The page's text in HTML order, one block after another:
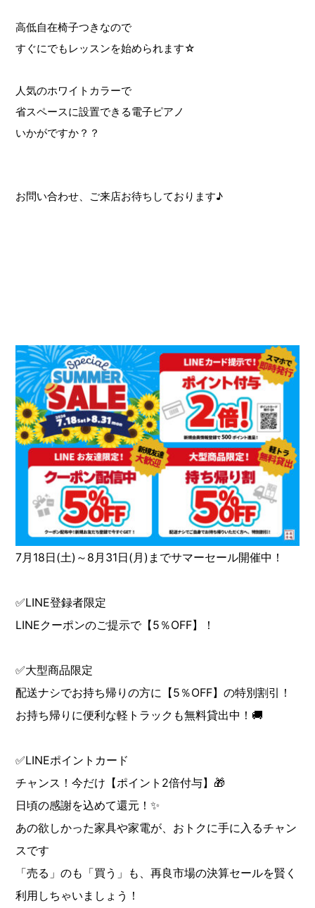
高低自在椅子つきなので
すぐにでもレッスンを始められます☆
人気のホワイトカラーで
省スペースに設置できる電子ピアノ
いかがですか？？
お問い合わせ、ご来店お待ちしております♪
7月18日(土)～8月31日(月)までサマーセール開催中！
✅LINE登録者限定
LINEクーポンのご提示で【5％OFF】！
✅大型商品限定
配送ナシでお持ち帰りの方に【5％OFF】の特別割引！
お持ち帰りに便利な軽トラックも無料貸出中！🚚
✅LINEポイントカード
チャンス！今だけ【ポイント2倍付与】🎁
日頃の感謝を込めて還元！✨
あの欲しかった家具や家電が、おトクに手に入るチャン
スです
「売る」のも「買う」も、再良市場の決算セールを賢く
利用しちゃいましょう！